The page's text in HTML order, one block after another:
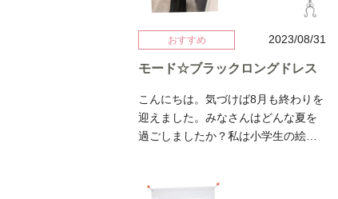
おすすめ 2023/08/31
モード☆ブラックロングドレス
こんにちは。気づけば8月も終わりを
迎えました。みなさんはどんな夏を
過ごしましたか？私は小学生の絵日
ました。。。美白アプリを使っても